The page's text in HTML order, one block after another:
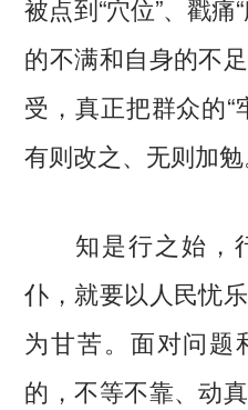
被点到“穴位”、戳痛
的不满和自身的不
受，真正把群众的“
有则改之、无则加勉
知是行之始，
仆，就要以人民忧
为甘苦。面对问题
的，不等不靠、动